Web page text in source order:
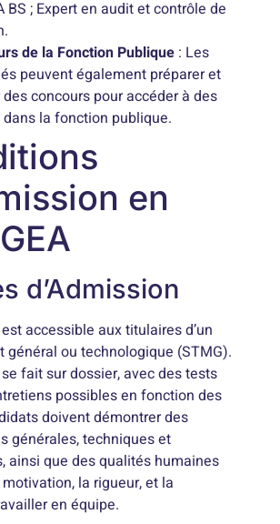
BS ; Expert en audit et contrôle de
de la Fonction Publique : Les
peuvent également préparer et
concours pour accéder à des
la fonction publique.
en
d’Admission
est accessible aux titulaires d’un
général ou technologique (STMG).
fait sur dossier, avec des tests
possibles en fonction des
doivent démontrer des
générales, techniques et
ainsi que des qualités humaines
la rigueur, et la
en équipe.